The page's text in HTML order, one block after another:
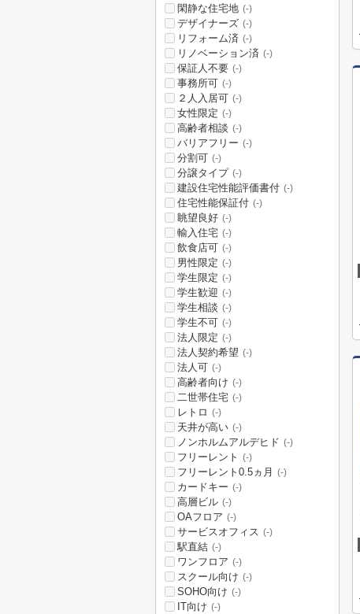
閑静な住宅地 (-)
デザイナーズ (-)
リフォーム済 (-)
リノベーション済 (-)
保証人不要 (-)
事務所可 (-)
２人入居可 (-)
女性限定 (-)
高齢者相談 (-)
バリアフリー (-)
分割可 (-)
分譲タイプ (-)
建設住宅性能評価書付 (-)
住宅性能保証付 (-)
眺望良好 (-)
輸入住宅 (-)
飲食店可 (-)
男性限定 (-)
学生限定 (-)
学生歓迎 (-)
学生相談 (-)
学生不可 (-)
法人限定 (-)
法人契約希望 (-)
法人可 (-)
高齢者向け (-)
二世帯住宅 (-)
レトロ (-)
天井が高い (-)
ノンホルムアルデヒド (-)
フリーレント (-)
フリーレント0.5ヵ月 (-)
カードキー (-)
高層ビル (-)
OAフロア (-)
サービスオフィス (-)
駅直結 (-)
ワンフロア (-)
スクール向け (-)
SOHO向け (-)
IT向け (-)